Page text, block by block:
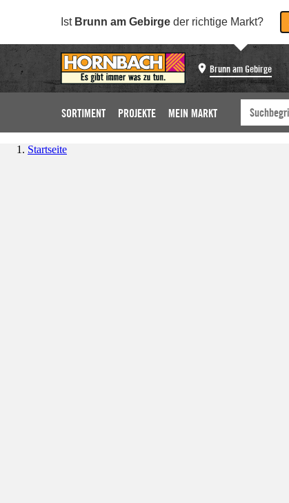
Ist Brunn am Gebirge der richtige Markt?
Brunn am Gebirge
SORTIMENT PROJEKTE MEIN MARKT
Startseite